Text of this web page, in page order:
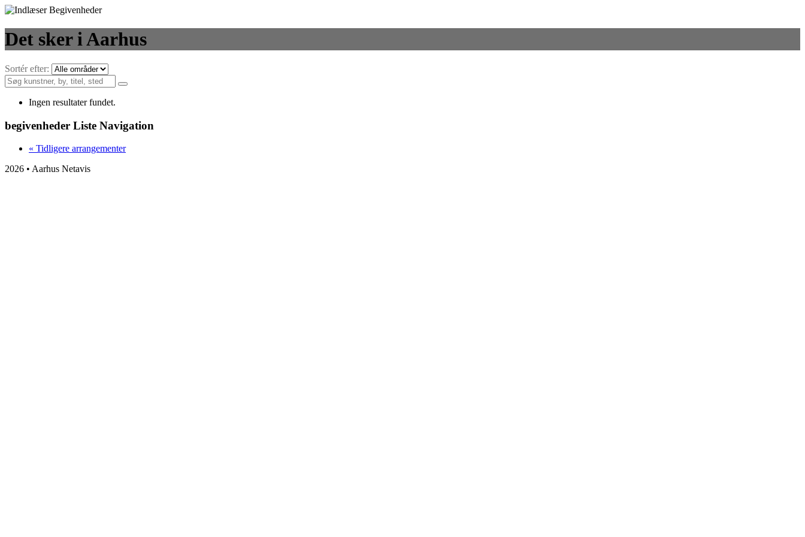
Det sker i Aarhus
Sortér efter:
Ingen resultater fundet.
begivenheder Liste Navigation
« Tidligere arrangementer
2026 • Aarhus Netavis